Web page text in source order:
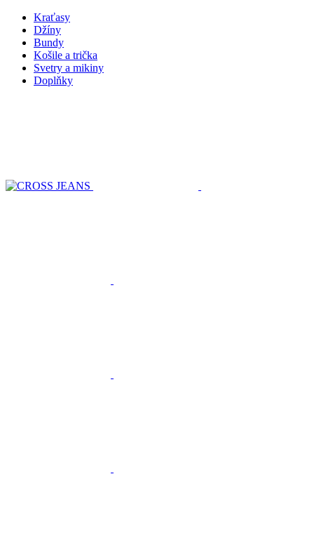
Kraťasy
Džíny
Bundy
Košile a trička
Svetry a mikiny
Doplňky